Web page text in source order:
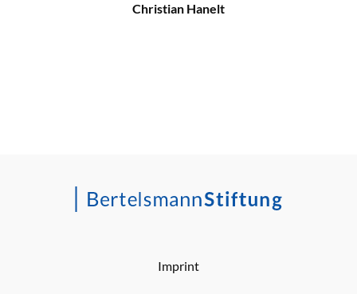
Christian Hanelt
Imprint